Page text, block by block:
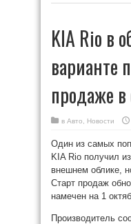
KIA Rio в
варианте
продаже в
в Авто Новости
Один из самых
KIA Rio получил
внешнем облике,
Старт продаж
намечен на 1
Производитель